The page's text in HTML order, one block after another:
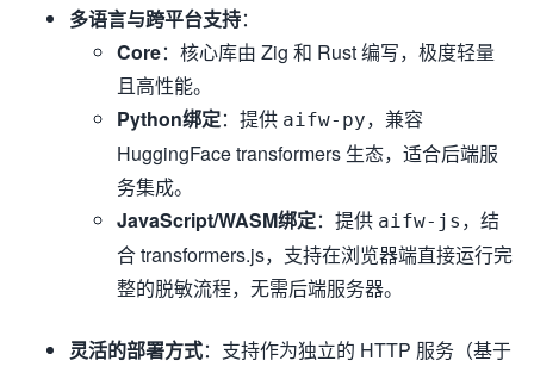
多语言与跨平台支持：
Core：核心库由 Zig 和 Rust 编写，极度轻量
且高性能。
Python绑定：提供 aifw-py，兼容
HuggingFace transformers 生态，适合后端服
务集成。
JavaScript/WASM绑定：提供 aifw-js ，结
合 transformers.js，支持在浏览器端直接运行完
整的脱敏流程，无需后端服务器。
灵活的部署方式：支持作为独立的 HTTP 服务（基于